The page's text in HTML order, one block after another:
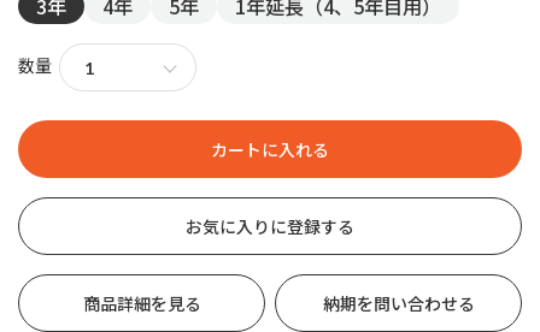
3年 4年 5年 1年延長（4、5年目用）
数量
お気に入りに登録する
商品詳細を見る 納期を問い合わせる